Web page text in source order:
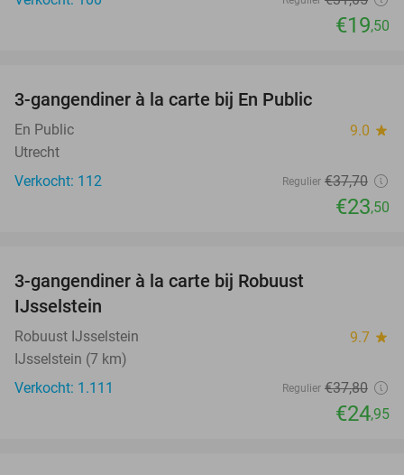
€19,50
3-gangendiner à la carte bij En Public
En Public 9.0 star
Utrecht
Verkocht: 112
Regulier €37,70
€23,50
3-gangendiner à la carte bij Robuust
IJsselstein
Robuust IJsselstein 9.7 star
IJsselstein (7 km)
Verkocht: 1.111
Regulier €37,80
€24,95